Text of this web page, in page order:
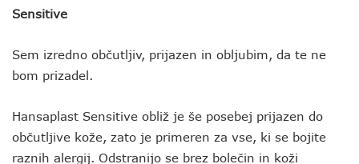
Sensitive
Sem izredno občutljiv, prijazen in obljubim, da te ne
bom prizadel.
Hansaplast Sensitive obliž je še posebej prijazen do
občutljive kože, zato je primeren za vse, ki se bojite
raznih alergij. Odstranijo se brez bolečin in koži